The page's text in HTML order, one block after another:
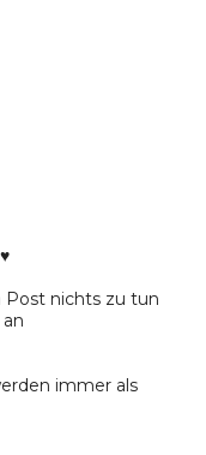
Post nichts zu tun
immer als